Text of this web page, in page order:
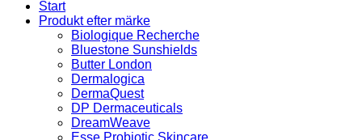
Start
Produkt efter märke
Biologique Recherche
Bluestone Sunshields
Butter London
Dermalogica
DermaQuest
DP Dermaceuticals
DreamWeave